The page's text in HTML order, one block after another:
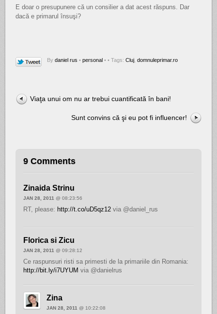
E doar o presupunere că un consilier a dat acest răspuns. Dar
dacă e primarul însuşi?
Bydaniel rus • personal • • Tags:Cluj ,domnuleprimar.ro
Viaţa unui om nu ar trebui cuantificată în bani!
Sunt convins că şi eu pot fi influencer!
9 Comments
Zinaida Strinu
JAN 28, 2011 @ 08:23:56
RT, please: http://t.co/uD5qz12via @daniel_rus
Florica si Zicu
JAN 28, 2011 @ 09:28:12
Ce raspunsuri risti sa primesti de la primariile din Romania:
http://bit.ly/i7UYUM via @danielrus
Zina
JAN 28, 2011@ 10:22:08